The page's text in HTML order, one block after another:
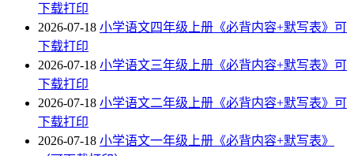
下载打印
2026-07-18 小学语文四年级上册《必背内容+默写表》可
下载打印
2026-07-18 小学语文三年级上册《必背内容+默写表》可
下载打印
2026-07-18 小学语文二年级上册《必背内容+默写表》可
下载打印
2026-07-18 小学语文一年级上册《必背内容+默写表》